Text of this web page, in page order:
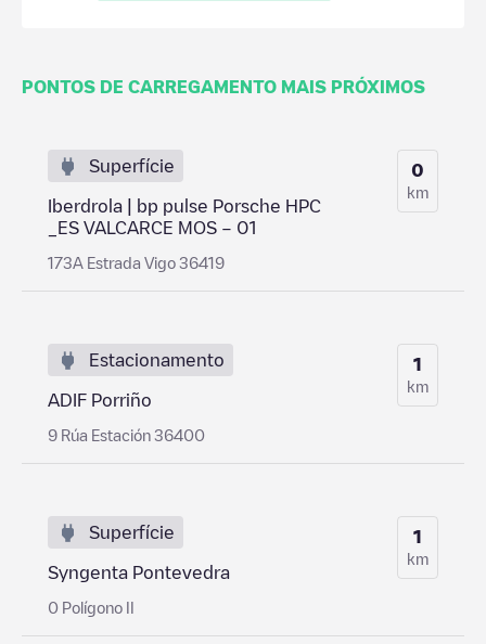
PONTOS DE CARREGAMENTO MAIS PRÓXIMOS
Superfície
Iberdrola | bp pulse Porsche HPC
_ES VALCARCE MOS – 01
173A Estrada Vigo 36419
0
km
Estacionamento
ADIF Porriño
9 Rúa Estación 36400
1
km
Superfície
Syngenta Pontevedra
0 Polígono II
1
km